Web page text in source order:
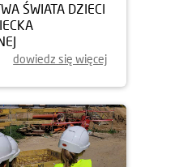
ŚWIATA DZIECI
dowiedz się więcej